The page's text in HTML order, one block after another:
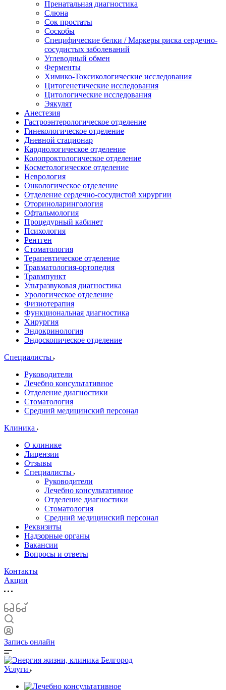
Пренатальная диагностика
Слюна
Сок простаты
Соскобы
Специфические белки / Маркеры риска сердечно-
сосудистых заболеваний
Углеводный обмен
Ферменты
Химико-Токсикологические исследования
Цитогенетические исследования
Цитологические исследования
Эякулят
Анестезия
Гастроэнтерологическое отделение
Гинекологическое отделение
Дневной стационар
Кардиологическое отделение
Колопроктологическое отделение
Косметологическое отделение
Неврология
Онкологическое отделение
Отделение сердечно-сосудистой хирургии
Оториноларингология
Офтальмология
Процедурный кабинет
Психология
Рентген
Стоматология
Терапевтическое отделение
Травматология-ортопедия
Травмпункт
Ультразвуковая диагностика
Урологическое отделение
Физиотерапия
Функциональная диагностика
Хирургия
Эндокринология
Эндоскопическое отделение
Специалисты
Руководители
Лечебно консультативное
Отделение диагностики
Стоматология
Средний медицинский персонал
Клиника
О клинике
Лицензии
Отзывы
Специалисты
Руководители
Лечебно консультативное
Отделение диагностики
Стоматология
Средний медицинский персонал
Реквизиты
Надзорные органы
Вакансии
Вопросы и ответы
Контакты
Акции
Запись онлайн
Услуги